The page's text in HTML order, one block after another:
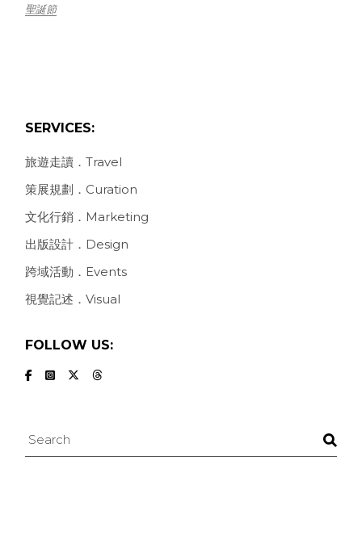
聖誕節
SERVICES:
旅遊走讀．Travel
策展規劃．Curation
文化行銷．Marketing
出版設計．Design
跨域活動．Events
視覺記述．Visual
FOLLOW US:
Search